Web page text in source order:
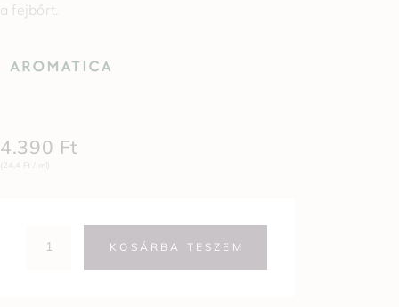
a fejbőrt.
4.390 Ft
(24,4 Ft / ml)
KOSÁRBA TESZEM